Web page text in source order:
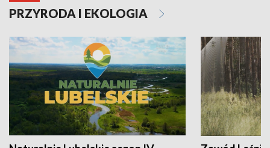
PRZYRODA I EKOLOGIA